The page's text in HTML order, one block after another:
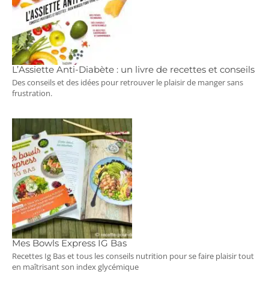
L’Assiette Anti-Diabète : un livre de recettes et conseils
Des conseils et des idées pour retrouver le plaisir de manger sans
frustration.
Mes Bowls Express IG Bas
Recettes Ig Bas et tous les conseils nutrition pour se faire plaisir tout
en maîtrisant son index glycémique